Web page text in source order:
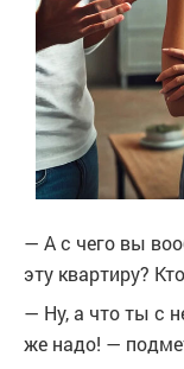
— А с чего вы
эту квартиру?
— Ну, а что ты с
же надо! —